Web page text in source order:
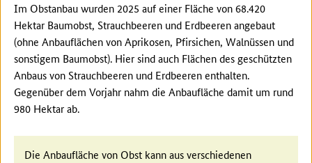
Im Obstanbau wurden 2025 auf einer Fläche von 68.420
Hektar Baumobst, Strauchbeeren und Erdbeeren angebaut
(ohne Anbauflächen von Aprikosen, Pfirsichen, Walnüssen und
sonstigem Baumobst). Hier sind auch Flächen des geschützten
Anbaus von Strauchbeeren und Erdbeeren enthalten.
Gegenüber dem Vorjahr nahm die Anbaufläche damit um rund
980 Hektar ab.
Die Anbaufläche von Obst kann aus verschiedenen